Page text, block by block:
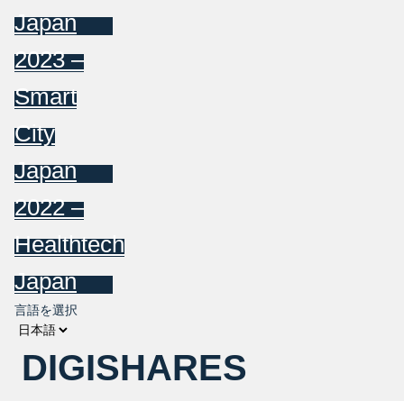
Japan
2023 –
Smart
City
Japan
2022 –
Healthtech
Japan
言語を選択
DIGISHARES